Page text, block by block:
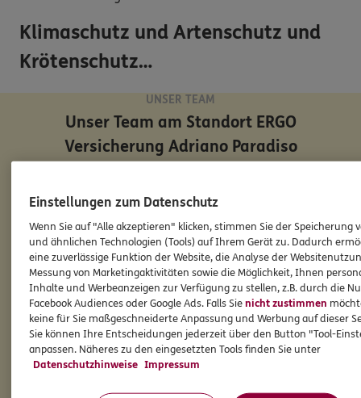
Klimaschutz und Artenschutz und
Krötenschutz…
UNSER TEAM
Unser Team am StandortERGO
Versicherung Adriano Paradiso
Adriano Paradiso
Einstellungen zum Datenschutz
Wenn Sie auf "Alle akzeptieren" klicken, stimmen Sie der Speicherung
und ähnlichen Technologien (Tools) auf Ihrem Gerät zu. Dadurch
eine zuverlässige Funktion der Website, die Analyse der
Messung von Marketingaktivitäten sowie die Möglichkeit, Ihnen
Inhalte und Werbeanzeigen zur Verfügung zu stellen, z.B. durch die
Facebook Audiences oder Google Ads. Falls Sienicht zustimmen
keine für Sie maßgeschneiderte Anpassung und Werbung auf dieser
Sie können Ihre Entscheidungen jederzeit über den Button "Tool-
anpassen. Näheres zu den eingesetzten Tools finden Sie unter
Datenschutzhinweise Impressum